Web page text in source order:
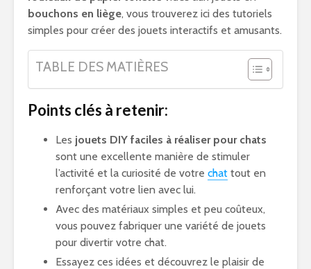
bouchons en liège, vous trouverez ici des tutoriels
simples pour créer des jouets interactifs et amusants.
TABLE DES MATIÈRES
Points clés à retenir:
Les jouets DIY faciles à réaliser pour chats
sont une excellente manière de stimuler
l’activité et la curiosité de votre chat tout en
renforçant votre lien avec lui.
Avec des matériaux simples et peu coûteux,
vous pouvez fabriquer une variété de jouets
pour divertir votre chat.
Essayez ces idées et découvrez le plaisir de